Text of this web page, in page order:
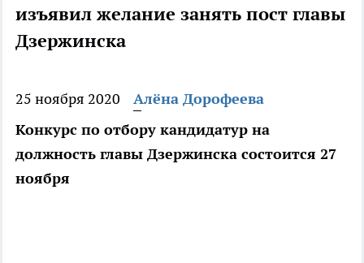
изъявил желание занять пост главы
Дзержинска
25 ноября 2020
Алёна Дорофеева
Конкурс по отбору кандидатур на
должность главы Дзержинска состоится 27
ноября